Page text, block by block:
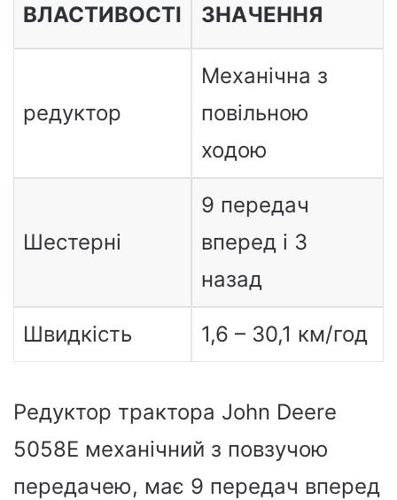
ВЛАСТИВОСТІ ЗНАЧЕННЯ
редуктор
Механічна з
повільною
ходою
Шестерні
9 передач
вперед і 3
назад
Швидкість 1,6 – 30,1 км/год
Редуктор трактора John Deere
5058E механічний з повзучою
передачею, має 9 передач вперед